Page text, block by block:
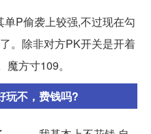
P偷袭上较强,不过现在勾
。除非对方PK开关是开着
方寸109。
玩不，费钱吗?